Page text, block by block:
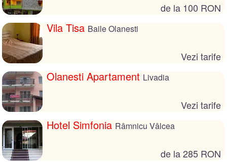
de la 100 RON
Vila Tisa Baile Olanesti
Vezi tarife
Olanesti Apartament Livadia
Vezi tarife
Hotel Simfonia Râmnicu Vâlcea
de la 285 RON